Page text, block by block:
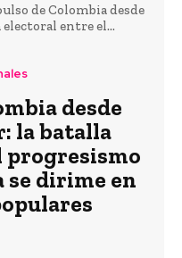
de Colombia desde
entre el...
desde
la batalla
progresismo
se dirime en